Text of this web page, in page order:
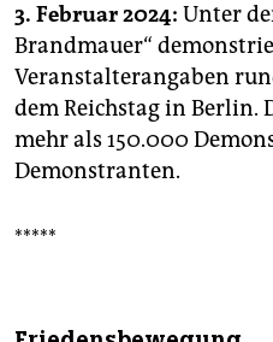
3. Februar 2024: Unter
Brandmauer“
Veranstalterangaben
dem Reichstag in Berlin.
mehr als 150.000
Demonstranten.
*****